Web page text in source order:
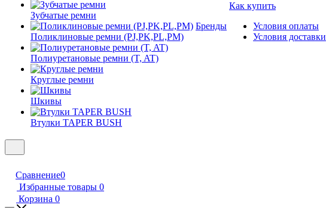
Зубчатые ремни
Поликлиновые ремни (PJ,PK,PL,PM)
Полиуретановые ремни (T, AT)
Круглые ремни
Шкивы
Втулки TAPER BUSH
Бренды
Как купить
Условия оплаты
Условия доставки
Сравнение0
Избранные товары 0
Корзина 0